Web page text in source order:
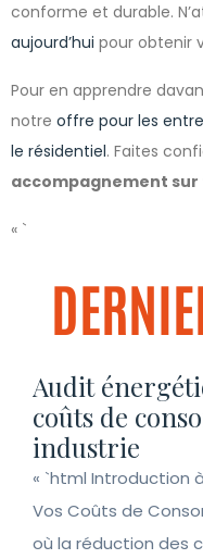
conforme et durable.
aujourd’hui pour obtenir
Pour en apprendre
notre offre pour les
le résidentiel. Faites
accompagnement
« `
Audit
coûts de
industrie
« `html Introduction
Vos Coûts de
où la réduction des